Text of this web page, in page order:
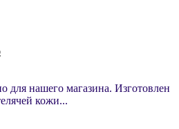
для нашего магазина. Изготовлен
кожи...